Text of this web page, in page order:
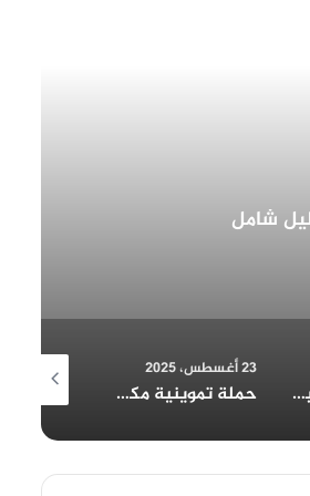
الرئيس السيسي بمناسبة الولاية
حملة تموينية مكبرة بسمالوط بقيادة وكيل وزارة التموين بالمنيا
23 أغسطس، 2025